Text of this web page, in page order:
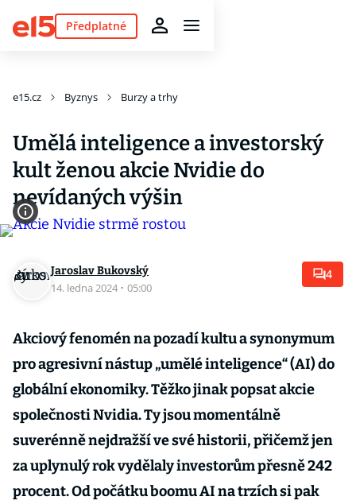
Předplatné
e15.cz Byznys Burzy a trhy
Umělá inteligence a investorský
kult ženou akcie Nvidie do
nevídaných výšin
Jaroslav Bukovský
14. ledna 2024 · 05:00
4
Akciový fenomén na pozadí kultu a synonymum
pro agresivní nástup „umělé inteligence“ (AI) do
globální ekonomiky. Těžko jinak popsat akcie
společnosti Nvidia. Ty jsou momentálně
suverénně nejdražší ve své historii, přičemž jen
za uplynulý rok vydělaly investorům přesně 242
procent. Od počátku boomu AI na trzích si pak